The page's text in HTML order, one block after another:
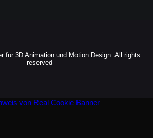
für 3D Animation und Motion Design. All rights
reserved
von Real Cookie Banner